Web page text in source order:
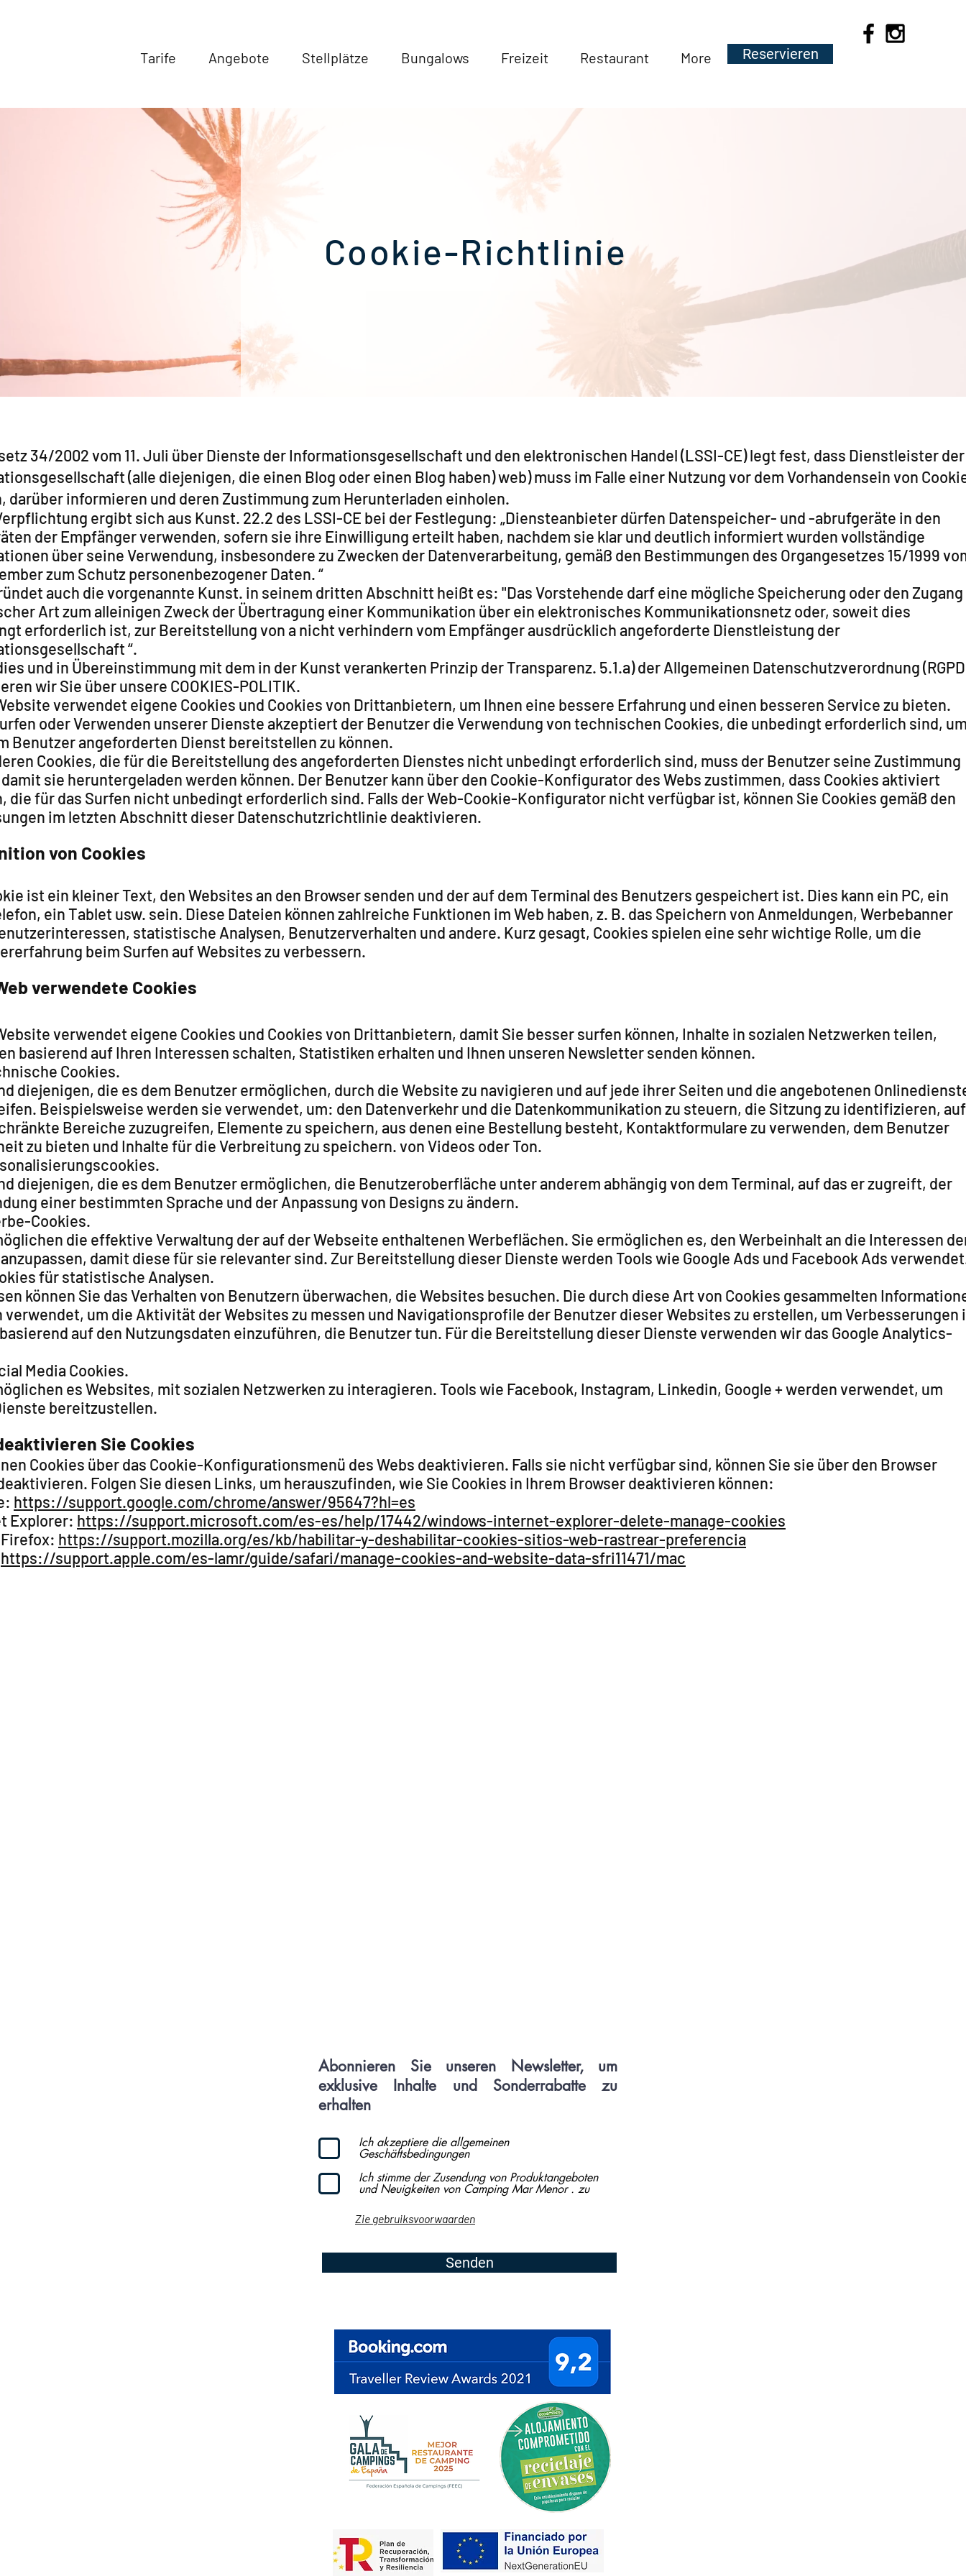
Tarife Angebote Stellplätze Bungalows Freizeit Restaurant More Reservieren
Cookie-Richtlinie
34/2002 vom 11. Juli über Dienste der Informationsgesellschaft und den elektronischen Handel (LSSI-CE) legt fest, dass Dienstleister der
(alle diejenigen, die einen Blog oder einen Blog haben) web) muss im Falle einer Nutzung vor dem Vorhandensein von
darüber informieren und deren Zustimmung zum Herunterladen einholen.
ergibt sich aus Kunst. 22.2 des LSSI-CE bei der Festlegung: „Diensteanbieter dürfen Datenspeicher- und -abrufgeräte in den
der Empfänger verwenden, sofern sie ihre Einwilligung erteilt haben, nachdem sie klar und deutlich informiert wurden vollständige
über seine Verwendung, insbesondere zu Zwecken der Datenverarbeitung, gemäß den Bestimmungen des Organgesetzes 15/1999
zum Schutz personenbezogener Daten. “
auch die vorgenannte Kunst. in seinem dritten Abschnitt heißt es: "Das Vorstehende darf eine mögliche Speicherung oder den Zugang
Art zum alleinigen Zweck der Übertragung einer Kommunikation über ein elektronisches Kommunikationsnetz oder, soweit dies
erforderlich ist, zur Bereitstellung von a nicht verhindern vom Empfänger ausdrücklich angeforderte Dienstleistung der
“.
und in Übereinstimmung mit dem in der Kunst verankerten Prinzip der Transparenz. 5.1.a) der Allgemeinen Datenschutzverordnung
wir Sie über unsere COOKIES-POLITIK.
verwendet eigene Cookies und Cookies von Drittanbietern, um Ihnen eine bessere Erfahrung und einen besseren Service zu bieten.
oder Verwenden unserer Dienste akzeptiert der Benutzer die Verwendung von technischen Cookies, die unbedingt erforderlich sind,
Benutzer angeforderten Dienst bereitstellen zu können.
Cookies, die für die Bereitstellung des angeforderten Dienstes nicht unbedingt erforderlich sind, muss der Benutzer seine Zustimmung
sie heruntergeladen werden können. Der Benutzer kann über den Cookie-Konfigurator des Webs zustimmen, dass Cookies aktiviert
die für das Surfen nicht unbedingt erforderlich sind. Falls der Web-Cookie-Konfigurator nicht verfügbar ist, können Sie Cookies gemäß den
im letzten Abschnitt dieser Datenschutzrichtlinie deaktivieren.
von Cookies
ist ein kleiner Text, den Websites an den Browser senden und der auf dem Terminal des Benutzers gespeichert ist. Dies kann ein PC, ein
ein Tablet usw. sein. Diese Dateien können zahlreiche Funktionen im Web haben, z. B. das Speichern von Anmeldungen, Werbebanner
statistische Analysen, Benutzerverhalten und andere. Kurz gesagt, Cookies spielen eine sehr wichtige Rolle, um die
beim Surfen auf Websites zu verbessern.
verwendete Cookies
verwendet eigene Cookies und Cookies von Drittanbietern, damit Sie besser surfen können, Inhalte in sozialen Netzwerken teilen,
basierend auf Ihren Interessen schalten, Statistiken erhalten und Ihnen unseren Newsletter senden können.
Cookies.
diejenigen, die es dem Benutzer ermöglichen, durch die Website zu navigieren und auf jede ihrer Seiten und die angebotenen
Beispielsweise werden sie verwendet, um: den Datenverkehr und die Datenkommunikation zu steuern, die Sitzung zu identifizieren, auf
Bereiche zuzugreifen, Elemente zu speichern, aus denen eine Bestellung besteht, Kontaktformulare zu verwenden, dem Benutzer
zu bieten und Inhalte für die Verbreitung zu speichern. von Videos oder Ton.
diejenigen, die es dem Benutzer ermöglichen, die Benutzeroberfläche unter anderem abhängig von dem Terminal, auf das er zugreift, der
einer bestimmten Sprache und der Anpassung von Designs zu ändern.
Cookies.
die effektive Verwaltung der auf der Webseite enthaltenen Werbeflächen. Sie ermöglichen es, den Werbeinhalt an die Interessen
damit diese für sie relevanter sind. Zur Bereitstellung dieser Dienste werden Tools wie Google Ads und Facebook Ads
für statistische Analysen.
können Sie das Verhalten von Benutzern überwachen, die Websites besuchen. Die durch diese Art von Cookies gesammelten
verwendet, um die Aktivität der Websites zu messen und Navigationsprofile der Benutzer dieser Websites zu erstellen, um Verbesserungen
auf den Nutzungsdaten einzuführen, die Benutzer tun. Für die Bereitstellung dieser Dienste verwenden wir das Google Analytics-
Media Cookies.
es Websites, mit sozialen Netzwerken zu interagieren. Tools wie Facebook, Instagram, Linkedin, Google + werden verwendet, um
bereitzustellen.
Sie Cookies
Cookies über das Cookie-Konfigurationsmenü des Webs deaktivieren. Falls sie nicht verfügbar sind, können Sie sie über den Browser
Folgen Sie diesen Links, um herauszufinden, wie Sie Cookies in Ihrem Browser deaktivieren können:
https://support.google.com/chrome/answer/95647?hl=es
Explorer: https://support.microsoft.com/es-es/help/17442/windows-internet-explorer-delete-manage-cookies
https://support.mozilla.org/es/kb/habilitar-y-deshabilitar-cookies-sitios-web-rastrear-preferencia
https://support.apple.com/es-lamr/guide/safari/manage-cookies-and-website-data-sfri11471/mac
Abonnieren Sie unseren Newsletter, um
exklusive Inhalte und Sonderrabatte zu
erhalten
Ich akzeptiere die allgemeinen
Geschäftsbedingungen
Ich stimme der Zusendung von Produktangeboten
und Neuigkeiten von Camping Mar Menor . zu
Zie gebruiksvoorwaarden
Senden